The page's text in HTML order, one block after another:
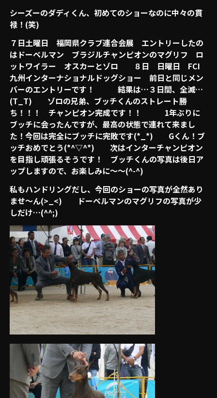
シーズーのダディくん、初めてのショーなのに中々の貫
禄！(笑)
７日土曜日 福岡県クラブ連合会展 エントリーしたの
はドーベルマン ブラジルチャンピオンのマグリフ ロ
ットワイラー オスカーとゾロ ８日 日曜日 FCI
九州インターナショナルドッグショー 前日と同じメン
バーのエントリーです！ 結果は…３日間、全滅…
(T_T) ゾロの兄弟、ブッチくんのストレート勝
ち！！！ チャンピオン完成です！！ 1年ぶりに
ブッチに会ったんですが、最高の状態で連れて来まし
た！今回は完全にブッチに完敗です(*_*) Gくん！ブ
ッチおめでとう(*^▽^*) 次はインターチャンピオン
を目指し頑張るそうです！ ブッチくんの写真は後日ア
ップしますので、お楽しみに～～(^-^)
私もハンドリングだし、今回のショーの写真が全然あり
ませ～ん(>_<) ドーベルマンのマグリフの写真が少
しだけ…(^^;)